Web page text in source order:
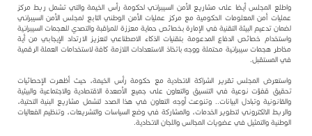
واطلع المجلس أيضا على مشاريع الأمن السيبراني لحكومة رأس الخيمة والتي تشمل ربط مركز
عمليات أمن المعلومات الحكومية مع مركز عمليات الأمن الوطني التابع لمجلس الأمن السيبراني
لضمان تدعيم البيئة التقنية في الإمارة بخصائص حماية معززة للمراقبة والتصدي للهجمات السيبرانية
واستخدام خصائص الدفاع المدعومة بتقنيات الذكاء الاصطناعي لتعزيز الارتداد الإيجابي من أية
مخاطر هجمات سيبرانية محتملة ووجه باتخاذ الاستعدادات اللازمة كافة لاستخدامات العملة الرقمية
في المستقبل.
واستعرض المجلس تقرير الشراكة الاتحادية مع حكومة رأس الخيمة، حيث أظهرت الإحصائيات
تحقيق قفزات نوعية في التنسيق والتعاون على جميع الأصعدة الاقتصادية والاجتماعية والبيئية
والقانونية وتبادل البيانات.. وتنوعت أوجه التعاون في هذا الصدد لتشمل مشاريع البنية التحتية،
والربط الالكتروني لتطوير الخدمات، والمشاركة في وضع السياسات والتشريعات، وتنظيم الفعاليات
الوطنية والتمثيل في عضويات المجالس واللجان الاتحادية.